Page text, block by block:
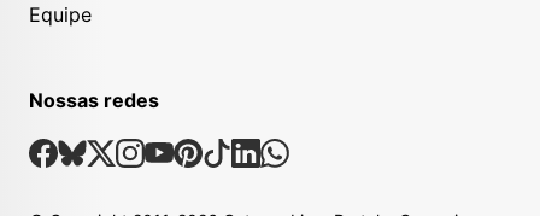
Equipe
Nossas redes
Nossas Redes Sociais
Facebook
Bsky
X Instagram
Youtube
Pinterest
TiktokLinkedin
Whatsapp